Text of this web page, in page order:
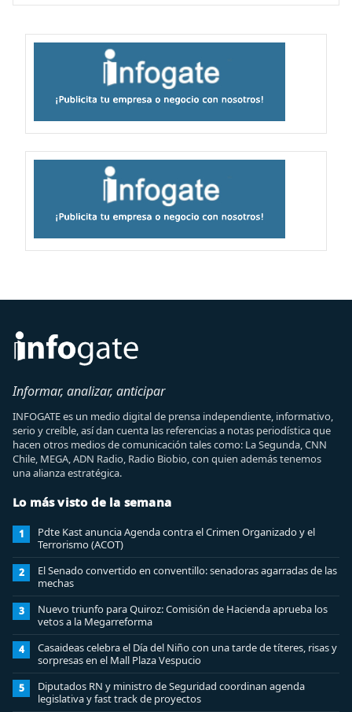
Informar, analizar, anticipar
INFOGATE es un medio digital de prensa independiente, informativo,
serio y creíble, así dan cuenta las referencias a notas periodística que
hacen otros medios de comunicación tales como: La Segunda, CNN
Chile, MEGA, ADN Radio, Radio Biobio, con quien además tenemos
una alianza estratégica.
Lo más visto de la semana
1
Pdte Kast anuncia Agenda contra el Crimen Organizado y el
Terrorismo (ACOT)
2
El Senado convertido en conventillo: senadoras agarradas de las
mechas
3
Nuevo triunfo para Quiroz: Comisión de Hacienda aprueba los
vetos a la Megarreforma
4
Casaideas celebra el Día del Niño con una tarde de títeres, risas y
sorpresas en el Mall Plaza Vespucio
5
Diputados RN y ministro de Seguridad coordinan agenda
legislativa y fast track de proyectos